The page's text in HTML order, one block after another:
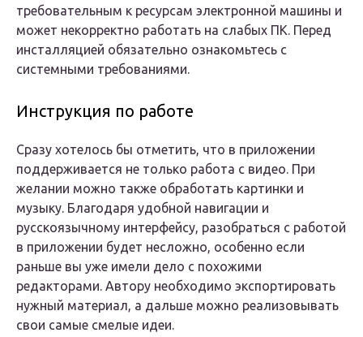
требовательным к ресурсам электронной машины и
может некорректно работать на слабых ПК. Перед
инсталляцией обязательно ознакомьтесь с
системными требованиями.
Инструкция по работе
Сразу хотелось бы отметить, что в приложении
поддерживается не только работа с видео. При
желании можно также обработать картинки и
музыку. Благодаря удобной навигации и
русскоязычному интерфейсу, разобраться с работой
в приложении будет несложно, особенно если
раньше вы уже имели дело с похожими
редакторами. Автору необходимо экспортировать
нужный материал, а дальше можно реализовывать
свои самые смелые идеи.